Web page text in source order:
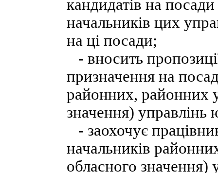
кандидатів на
начальників цих
на ці посади;
- вносить
призначення на
районних, районних
значення) управлінь
- заохочує
начальників
обласного значення)